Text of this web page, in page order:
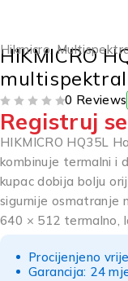
Hikmicro,
HIKMICRO
0 Reviews
Registruj
HIKMICRO HQ35L
kombinuje termalni i
kupac dobija bolju
sigurnije osmatranje
640 × 512 termalno,
Procijenjeno
Garancija: 24